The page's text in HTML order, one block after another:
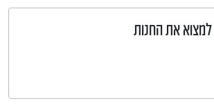
למצוא את החנות